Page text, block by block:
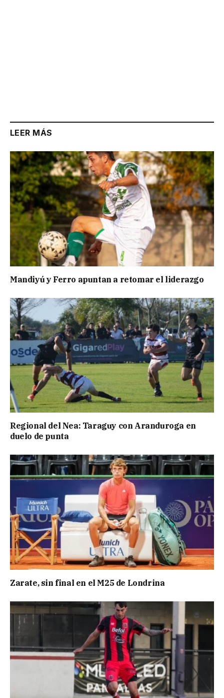
LEER MÁS
Mandiyú y Ferro apuntan a retomar el liderazgo
Regional del Nea: Taraguy con Aranduroga en
duelo de punta
Zarate, sin final en el M25 de Londrina